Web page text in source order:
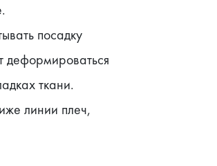
посадку
ткани.
линии плеч,